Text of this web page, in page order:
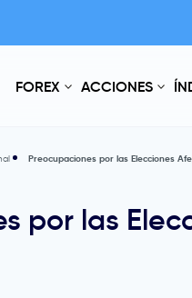
FOREX ACCIONES
Preocupaciones por las Elecciones
por las